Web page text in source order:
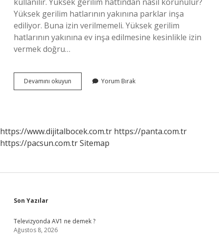
Yüksek gerilim hatlarının yakınına parklar inşa
ediliyor. Buna izin verilmemeli. Yüksek gerilim
hatlarının yakınına ev inşa edilmesine kesinlikle izin
vermek doğru…
Devamını okuyun
Gerilim
Yorum Bırak
https://www.dijitalbocek.com.tr https://panta.com.tr
https://pacsun.com.trSitemap
Sidebar
Son Yazılar
Televizyonda AV1 ne demek ?
Ağustos 8, 2026